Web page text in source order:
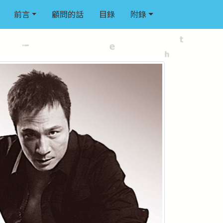
前言 顧問的話 目錄 附錄